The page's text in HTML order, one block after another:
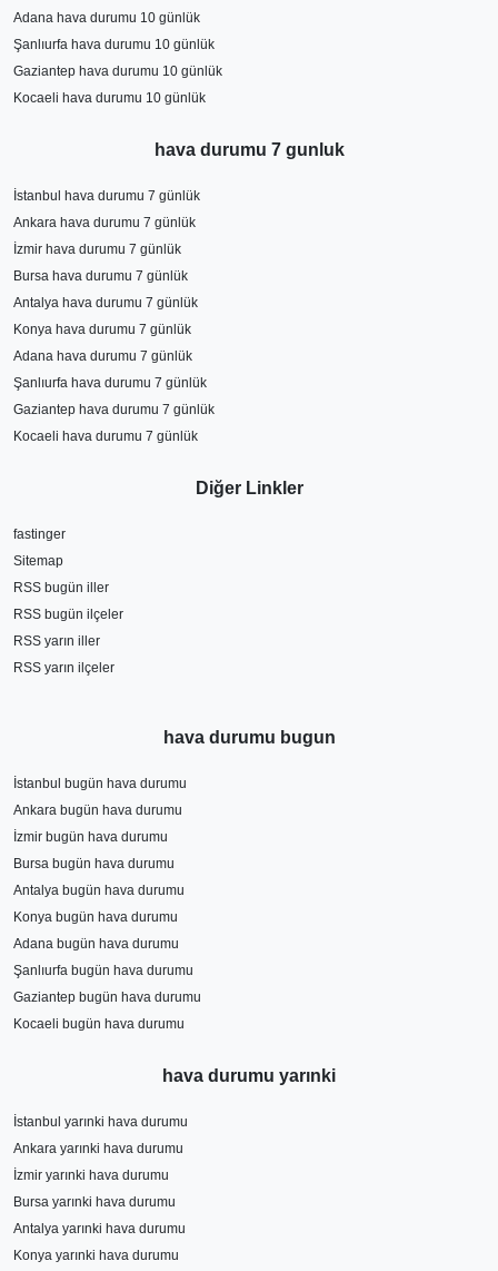
Adana hava durumu 10 günlük
Şanlıurfa hava durumu 10 günlük
Gaziantep hava durumu 10 günlük
Kocaeli hava durumu 10 günlük
hava durumu 7 gunluk
İstanbul hava durumu 7 günlük
Ankara hava durumu 7 günlük
İzmir hava durumu 7 günlük
Bursa hava durumu 7 günlük
Antalya hava durumu 7 günlük
Konya hava durumu 7 günlük
Adana hava durumu 7 günlük
Şanlıurfa hava durumu 7 günlük
Gaziantep hava durumu 7 günlük
Kocaeli hava durumu 7 günlük
Diğer Linkler
fastinger
Sitemap
RSS bugün iller
RSS bugün ilçeler
RSS yarın iller
RSS yarın ilçeler
hava durumu bugun
İstanbul bugün hava durumu
Ankara bugün hava durumu
İzmir bugün hava durumu
Bursa bugün hava durumu
Antalya bugün hava durumu
Konya bugün hava durumu
Adana bugün hava durumu
Şanlıurfa bugün hava durumu
Gaziantep bugün hava durumu
Kocaeli bugün hava durumu
hava durumu yarınki
İstanbul yarınki hava durumu
Ankara yarınki hava durumu
İzmir yarınki hava durumu
Bursa yarınki hava durumu
Antalya yarınki hava durumu
Konya yarınki hava durumu